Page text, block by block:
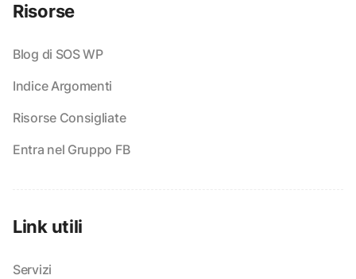
Risorse
Blog di SOS WP
Indice Argomenti
Risorse Consigliate
Entra nel Gruppo FB
Link utili
Servizi